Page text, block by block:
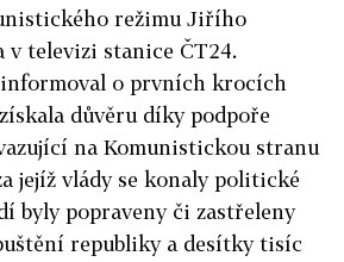
režimu Jiřího
v televizi stanice ČT24.
o prvních krocích
důvěru díky podpoře
na Komunistickou stranu
jejíž vlády se konaly politické
byly popraveny či zastřeleny
republiky a desítky tisíc